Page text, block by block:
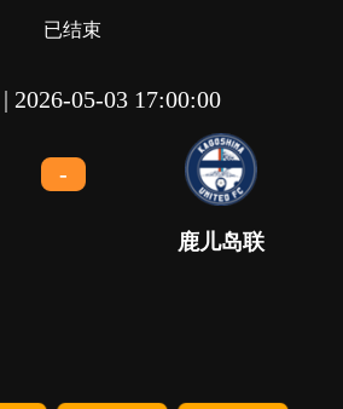
已结束
| 2026-05-03 17:00:00
-
鹿儿岛联